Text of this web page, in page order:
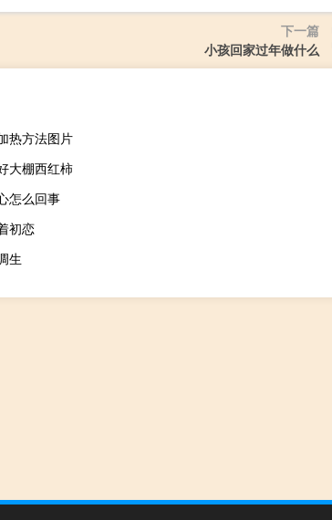
下一篇
小孩回家过年做什么
热方法图片
大棚西红柿
怎么回事
初恋
生